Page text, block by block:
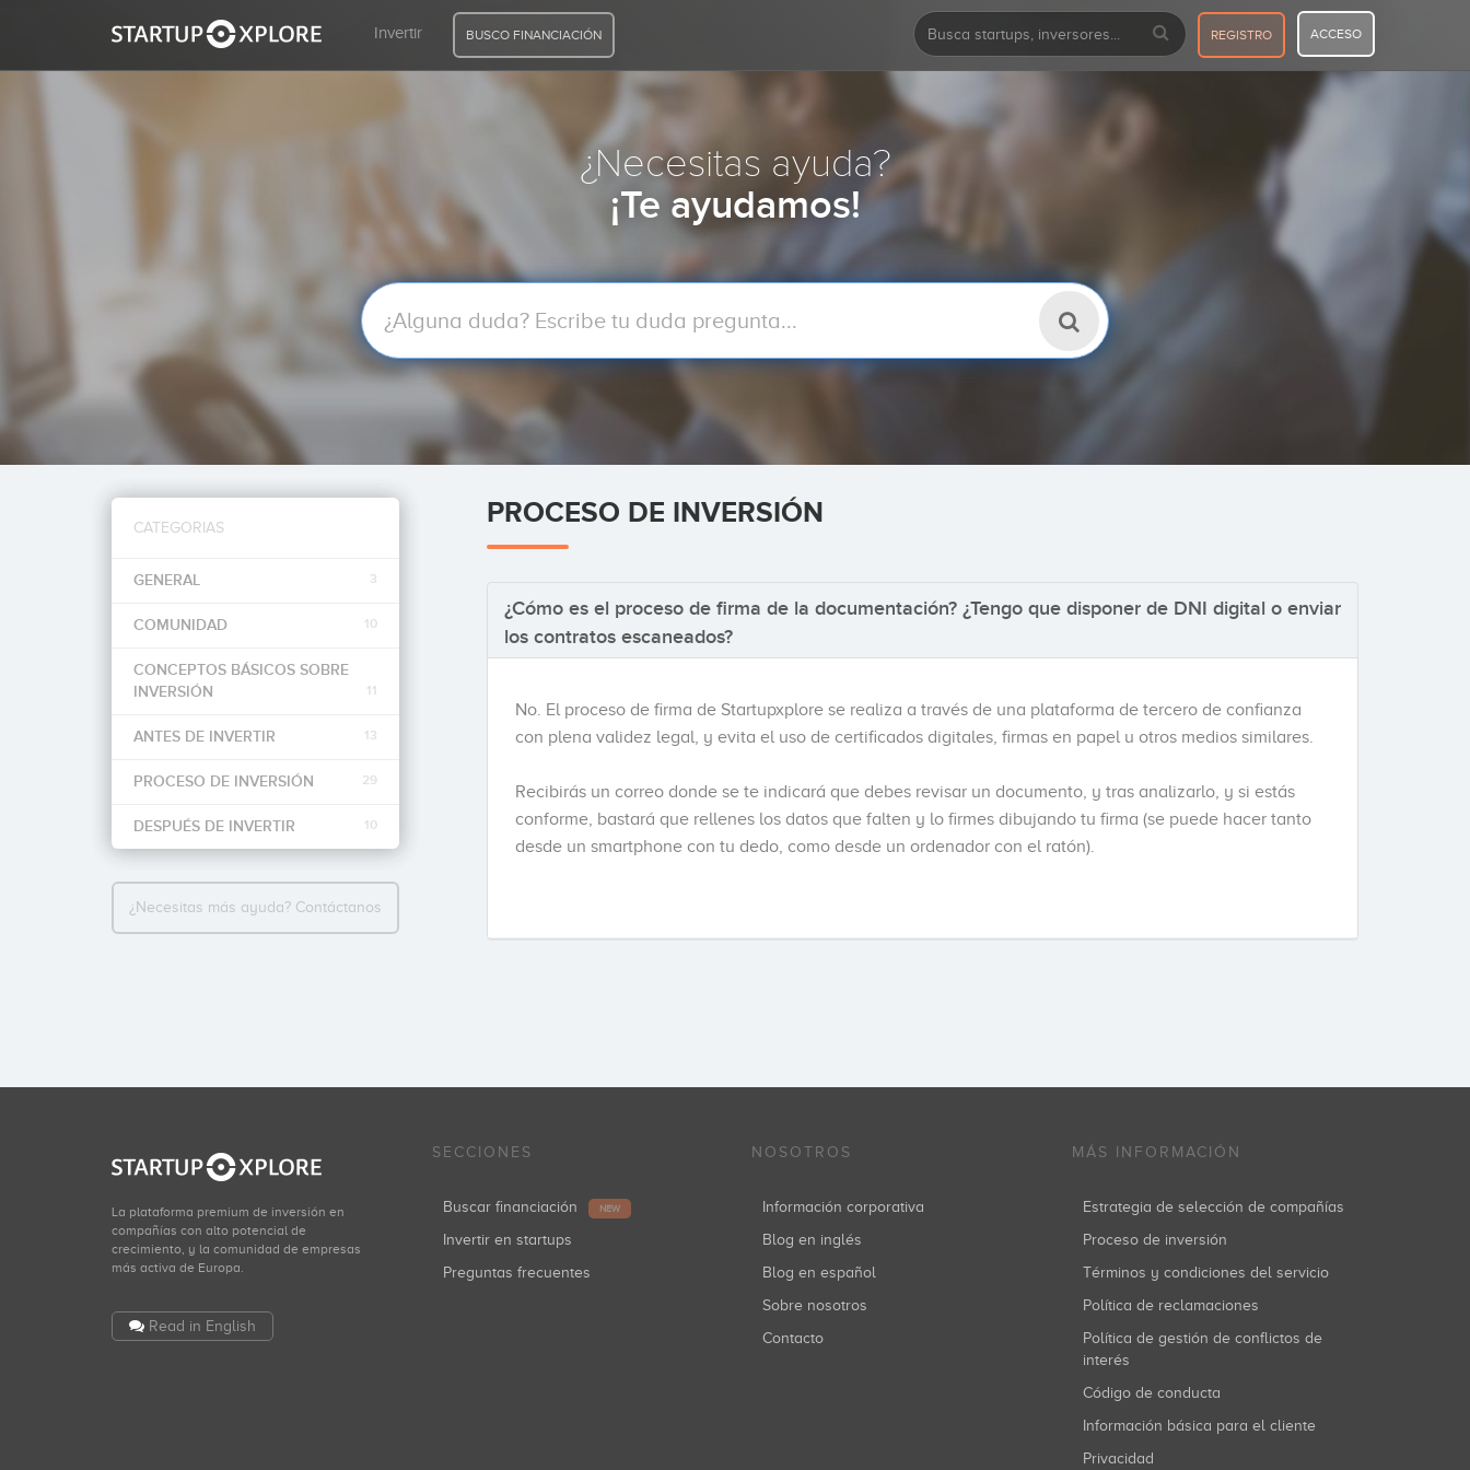
Invertir BUSCO FINANCIACIÓN REGISTRO ACCESO
¿Necesitas ayuda?
¡Te ayudamos!
CATEGORIAS
GENERAL 3
COMUNIDAD 10
CONCEPTOS BÁSICOS SOBRE
INVERSIÓN
11
ANTES DE INVERTIR 13
PROCESO DE INVERSIÓN 29
DESPUÉS DE INVERTIR 10
¿Necesitas más ayuda? Contáctanos
PROCESO DE INVERSIÓN
¿Cómo es el proceso de firma de la documentación? ¿Tengo que disponer de DNI digital o enviar
los contratos escaneados?
No. El proceso de firma de Startupxplore se realiza a través de una plataforma de tercero de confianza
con plena validez legal, y evita el uso de certificados digitales, firmas en papel u otros medios similares.
Recibirás un correo donde se te indicará que debes revisar un documento, y tras analizarlo, y si estás
conforme, bastará que rellenes los datos que falten y lo firmes dibujando tu firma (se puede hacer tanto
desde un smartphone con tu dedo, como desde un ordenador con el ratón).
La plataforma premium de inversión en
compañías con alto potencial de
crecimiento, y la comunidad de empresas
más activa de Europa.
Read in English
SECCIONES
Buscar financiación NEW
Invertir en startups
Preguntas frecuentes
NOSOTROS
Información corporativa
Blog en inglés
Blog en español
Sobre nosotros
Contacto
MÁS INFORMACIÓN
Estrategia de selección de compañías
Proceso de inversión
Términos y condiciones del servicio
Política de reclamaciones
Política de gestión de conflictos de
interés
Código de conducta
Información básica para el cliente
Privacidad